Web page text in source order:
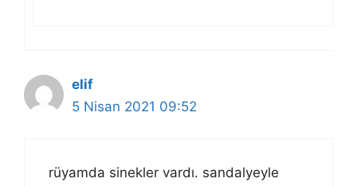
elif
5 Nisan 2021 09:52
rüyamda sinekler vardı. sandalyeyle